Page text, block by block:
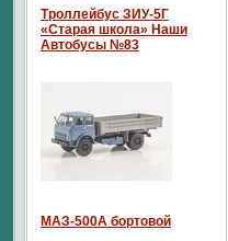
Троллейбус ЗИУ-5Г
«Старая школа» Наши
Автобусы №83
МАЗ-500А бортовой